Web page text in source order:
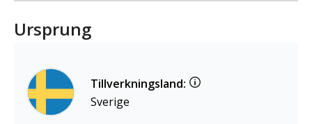
Ursprung
Tillverkningsland:
Sverige